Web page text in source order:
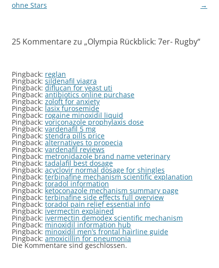
ohne Stars
→
25 Kommentare zu „Olympia Rückblick: 7er- Rugby“
Pingback: reglan
Pingback: sildenafil viagra
Pingback: diflucan for yeast uti
Pingback: antibiotics online purchase
Pingback: zoloft for anxiety
Pingback: lasix furosemide
Pingback: rogaine minoxidil liquid
Pingback: voriconazole prophylaxis dose
Pingback: vardenafil 5 mg
Pingback: stendra pills price
Pingback: alternatives to propecia
Pingback: vardenafil reviews
Pingback: metronidazole brand name veterinary
Pingback: tadalafil best dosage
Pingback: acyclovir normal dosage for shingles
Pingback: terbinafine mechanism scientific explanation
Pingback: toradol information
Pingback: ketoconazole mechanism summary page
Pingback: terbinafine side effects full overview
Pingback: toradol pain relief essential info
Pingback: ivermectin explained
Pingback: ivermectin demodex scientific mechanism
Pingback: minoxidil information hub
Pingback: minoxidil men’s frontal hairline guide
Pingback: amoxicillin for pneumonia
Die Kommentare sind geschlossen.